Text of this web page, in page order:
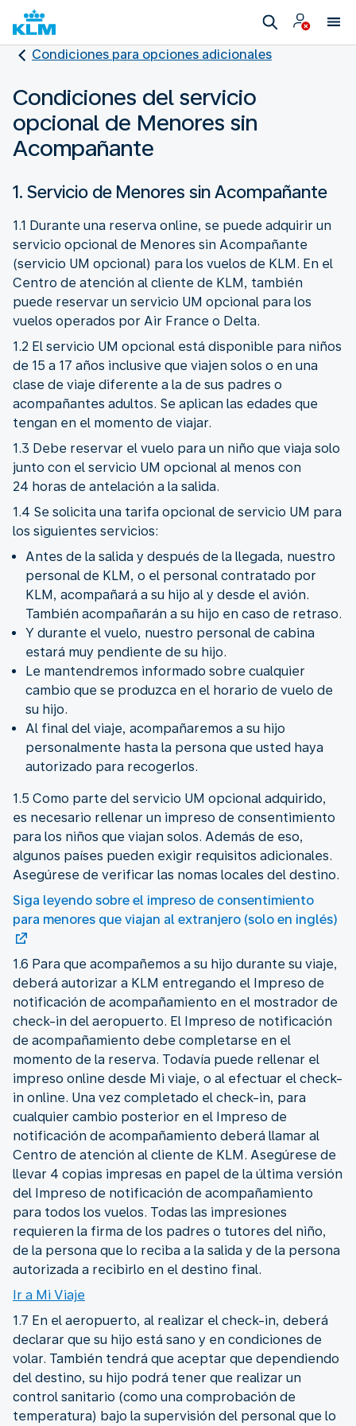
Condiciones para opciones adicionales
Condiciones del servicio
opcional de Menores sin
Acompañante
1. Servicio de Menores sin Acompañante
1.1 Durante una reserva online, se puede adquirir un
servicio opcional de Menores sin Acompañante
(servicio UM opcional) para los vuelos de KLM. En el
Centro de atención al cliente de KLM, también
puede reservar un servicio UM opcional para los
vuelos operados por Air France o Delta.
1.2 El servicio UM opcional está disponible para niños
de 15 a 17 años inclusive que viajen solos o en una
clase de viaje diferente a la de sus padres o
acompañantes adultos. Se aplican las edades que
tengan en el momento de viajar.
1.3 Debe reservar el vuelo para un niño que viaja solo
junto con el servicio UM opcional al menos con
24 horas de antelación a la salida.
1.4 Se solicita una tarifa opcional de servicio UM para
los siguientes servicios:
Antes de la salida y después de la llegada, nuestro
personal de KLM, o el personal contratado por
KLM, acompañará a su hijo al y desde el avión.
También acompañarán a su hijo en caso de retraso.
Y durante el vuelo, nuestro personal de cabina
estará muy pendiente de su hijo.
Le mantendremos informado sobre cualquier
cambio que se produzca en el horario de vuelo de
su hijo.
Al final del viaje, acompañaremos a su hijo
personalmente hasta la persona que usted haya
autorizado para recogerlos.
1.5 Como parte del servicio UM opcional adquirido,
es necesario rellenar un impreso de consentimiento
para los niños que viajan solos. Además de eso,
algunos países pueden exigir requisitos adicionales.
Asegúrese de verificar las nomas locales del destino.
Siga leyendo sobre el impreso de consentimiento
para menores que viajan al extranjero (solo en inglés)
1.6 Para que acompañemos a su hijo durante su viaje,
deberá autorizar a KLM entregando el Impreso de
notificación de acompañamiento en el mostrador de
check-in del aeropuerto. El Impreso de notificación
de acompañamiento debe completarse en el
momento de la reserva. Todavía puede rellenar el
impreso online desde Mi viaje, o al efectuar el check-
in online. Una vez completado el check-in, para
cualquier cambio posterior en el Impreso de
notificación de acompañamiento deberá llamar al
Centro de atención al cliente de KLM. Asegúrese de
llevar 4 copias impresas en papel de la última versión
del Impreso de notificación de acompañamiento
para todos los vuelos. Todas las impresiones
requieren la firma de los padres o tutores del niño,
de la persona que lo reciba a la salida y de la persona
autorizada a recibirlo en el destino final.
Ir a Mi Viaje
1.7 En el aeropuerto, al realizar el check-in, deberá
declarar que su hijo está sano y en condiciones de
volar. También tendrá que aceptar que dependiendo
del destino, su hijo podrá tener que realizar un
control sanitario (como una comprobación de
temperatura) bajo la supervisión del personal que lo